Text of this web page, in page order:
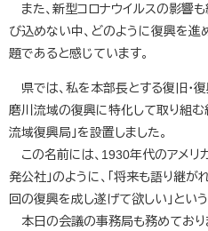
また、新型コロナウイルスの影響
び込めない中、どのように復興を進
題であると感じています。
県では、私を本部長とする復旧・
磨川流域の復興に特化して取り組む
流域復興局」を設置しました。
この名前には、1930年代のアメリ
発公社」のように、「将来も語り継が
回の復興を成し遂げて欲しい」とい
本日の会議の事務局も務めており